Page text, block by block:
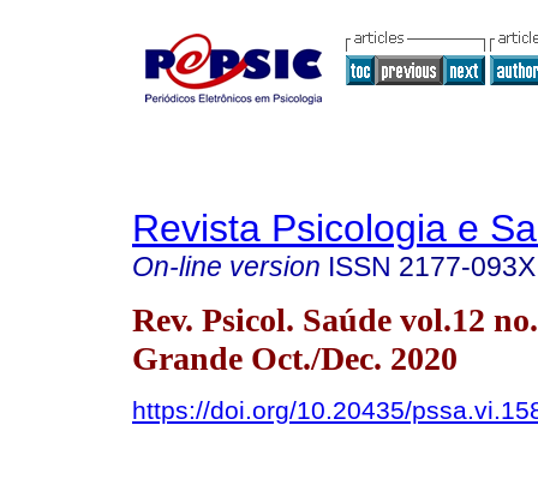
Revista Psicologia e
On-line version ISSN 2177-093X
Rev. Psicol. Saúde vol.12
Grande Oct./Dec. 2020
https://doi.org/10.20435/